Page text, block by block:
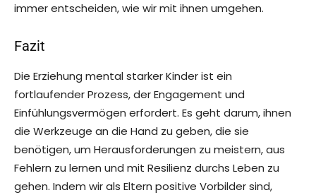
immer entscheiden, wie wir mit ihnen umgehen.
Fazit
Die Erziehung mental starker Kinder ist ein
fortlaufender Prozess, der Engagement und
Einfühlungsvermögen erfordert. Es geht darum, ihnen
die Werkzeuge an die Hand zu geben, die sie
benötigen, um Herausforderungen zu meistern, aus
Fehlern zu lernen und mit Resilienz durchs Leben zu
gehen. Indem wir als Eltern positive Vorbilder sind,